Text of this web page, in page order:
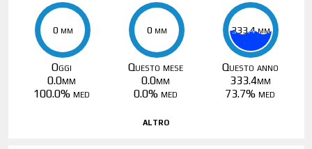
0 mm
0 mm
Oggi
0.0mm
100.0% med
0 mm
0 mm
Questo mese
0.0mm
0.0% med
333.4 mm
333.4 mm
Questo anno
333.4mm
73.7% med
altro